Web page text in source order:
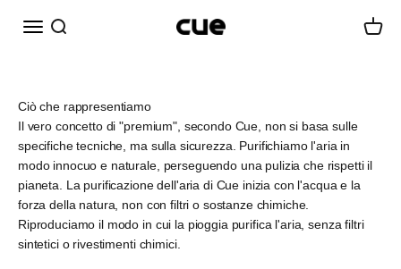
Menù Cerca Cueairwasher
Ciò che rappresentiamo
Il vero concetto di "premium", secondo Cue, non si basa sulle
specifiche tecniche, ma sulla sicurezza. Purifichiamo l'aria in
modo innocuo e naturale, perseguendo una pulizia che rispetti il ​​
pianeta. La purificazione dell'aria di Cue inizia con l'acqua e la
forza della natura, non con filtri o sostanze chimiche.
Riproduciamo il modo in cui la pioggia purifica l'aria, senza filtri
sintetici o rivestimenti chimici.